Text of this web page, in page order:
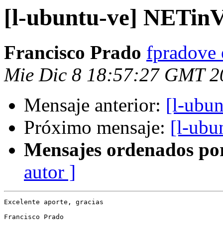
[l-ubuntu-ve]
Francisco Prado fpradove
Mie Dic 8 18:57:27 GMT
Mensaje anterior: [l-
Próximo mensaje: [l-
Mensajes ordenados
autor ]
Excelente aporte, gracias
Francisco Prado